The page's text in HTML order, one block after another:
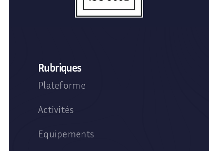
Rubriques
Plateforme
Activités
Equipements